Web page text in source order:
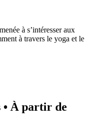
à s’intéresser aux
à travers le yoga et le
• À partir de